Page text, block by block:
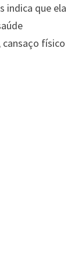
indica que ela
físico